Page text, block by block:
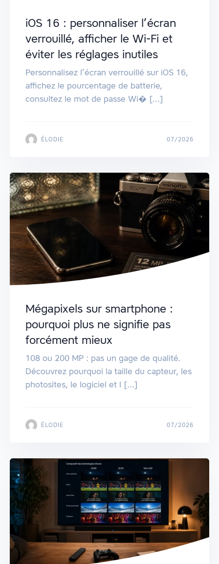
iOS 16 : personnaliser l’écran
verrouillé, afficher le Wi‑Fi et
éviter les réglages inutiles
Personnalisez l’écran verrouillé sur iOS 16,
affichez le pourcentage de batterie,
consultez le mot de passe Wi� [...]
ÉLODIE 07/2026
Mégapixels sur smartphone :
pourquoi plus ne signifie pas
forcément mieux
108 ou 200 MP : pas un gage de qualité.
Découvrez pourquoi la taille du capteur, les
photosites, le logiciel et l [...]
ÉLODIE 07/2026